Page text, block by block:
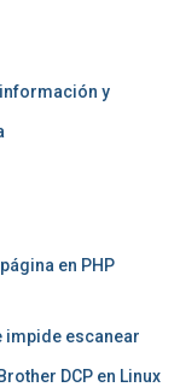
y
en PHP
impide escanear
DCP en Linux